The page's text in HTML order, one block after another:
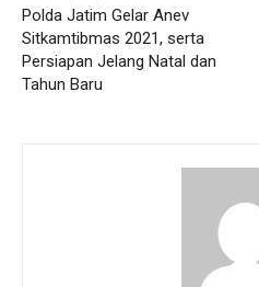
Polda Jatim Gelar Anev
Sitkamtibmas 2021, serta
Persiapan Jelang Natal dan
Tahun Baru